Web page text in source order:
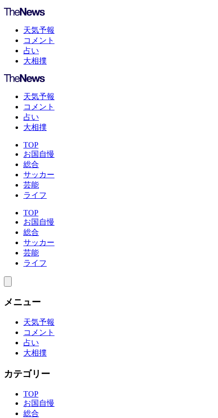
天気予報
コメント
占い
大相撲
天気予報
コメント
占い
大相撲
TOP
お国自慢
総合
サッカー
芸能
ライフ
TOP
お国自慢
総合
サッカー
芸能
ライフ
メニュー
天気予報
コメント
占い
大相撲
カテゴリー
TOP
お国自慢
総合